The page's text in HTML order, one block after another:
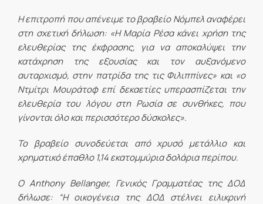
Η επιτροπή που απένειμε το βραβείο Νόμπελ αναφέρει
στη σχετική δήλωση: «Η Μαρία Ρέσα κάνει χρήση της
ελευθερίας της έκφρασης, για να αποκαλύψει την
κατάχρηση της εξουσίας και τον αυξανόμενο
αυταρχισμό, στην πατρίδα της τις Φιλιππίνες» και «ο
Ντμίτρι Μουράτοφ επί δεκαετίες υπερασπίζεται την
ελευθερία του λόγου στη Ρωσία σε συνθήκες, που
γίνονται όλο και περισσότερο δύσκολες».
Το βραβείο συνοδεύεται από χρυσό μετάλλιο και
χρηματικό έπαθλο 1,14 εκατομμύρια δολάρια περίπου.
Ο Anthony Bellanger, Γενικός Γραμματέας της ΔΟΔ
δήλωσε: “Η οικογένεια της ΔΟΔ στέλνει ειλικρινή